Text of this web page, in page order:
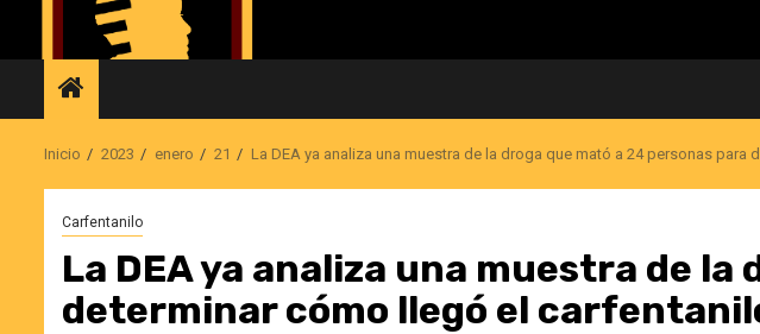
Inicio 2023 enero 21 La DEA ya analiza una muestra de la droga que mató a 24 personas
Carfentanilo
La DEA ya analiza una muestra de
determinar cómo llegó el